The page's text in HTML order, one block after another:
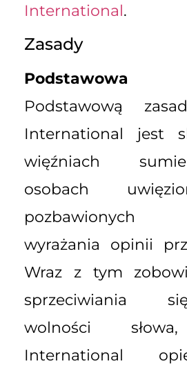
International.
Zasady
Podstawowa
Podstawową
International jest
więźniach
osobach
pozbawionych
wyrażania opinii
Wraz z tym
sprzeciwiania
wolności
International